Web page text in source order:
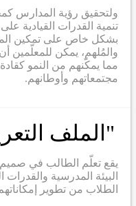
ولتحقيق رؤية المدارس
تنمية القدرات القيادية
بشكل خاص على تمكين
والمُلهم، يمكن للمعلّمين
مما يمكّنهم من النمو
مجتمعاتهم وأوطانهم.
"الملف
يقع تعلّم الطالب في صميم
البيئة المدرسية والقدرات
الطلاب من تطوير